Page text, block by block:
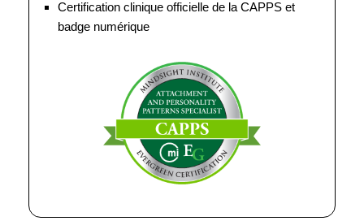
Certification clinique officielle de la CAPPS et
badge numérique